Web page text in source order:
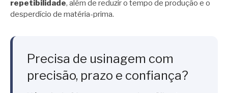
repetibilidade, além de reduzir o tempo de produção e o
desperdício de matéria-prima.
Precisa de usinagem com
precisão, prazo e confiança?